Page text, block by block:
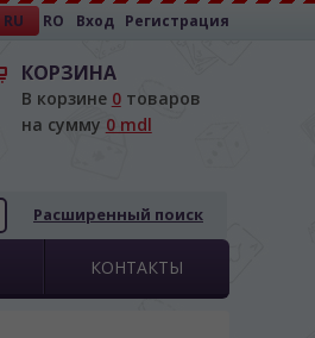
RU RO Вход Регистрация
КОРЗИНА
В корзине 0товаров
на сумму 0 mdl
Расширенный поиск
КОНТАКТЫ